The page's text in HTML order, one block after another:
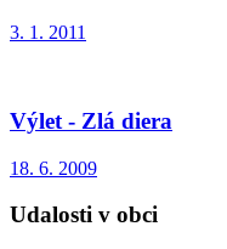
3. 1. 2011
Výlet - Zlá diera
18. 6. 2009
Udalosti v obci